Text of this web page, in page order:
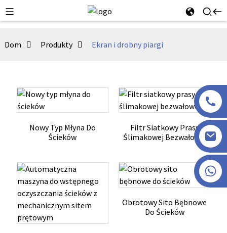
+86 13915386051
Dom Produkty Ekran i drobny piargi
Nowy Typ Młyna Do
Ścieków
Filtr Siatkowy Prasy
Ślimakowej Bezwałowej
Obrotowy Sito Bębnowe
Do Ścieków